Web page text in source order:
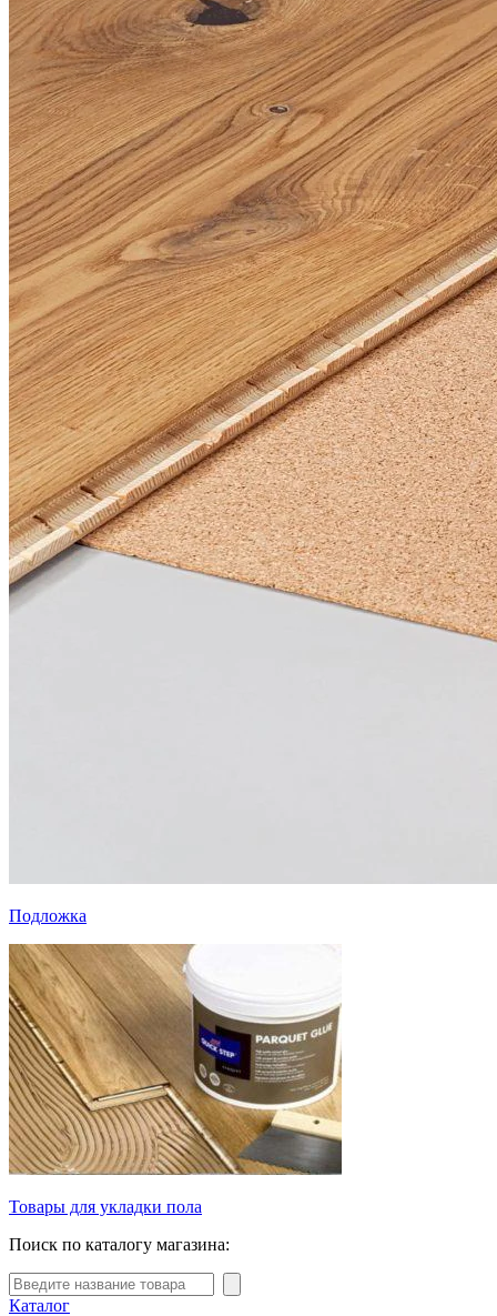
Подложка
Товары для укладки пола
Поиск по каталогу магазина:
Каталог